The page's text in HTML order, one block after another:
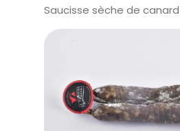
Saucisse sèche de canard